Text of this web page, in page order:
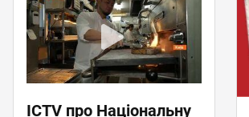
ICTV про Національну